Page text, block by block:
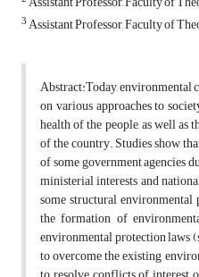
3Assistant Professor, Faculty of
Abstract:Today, environmental
on various approaches to
health of the people, as well
of the country. Studies show
of some government agencies
ministerial interests and
some structural
the formation of
environmental protection laws
to overcome the existing